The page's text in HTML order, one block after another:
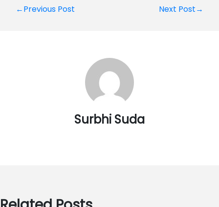
Post
←Previous Post Next Post→
Surbhi Suda